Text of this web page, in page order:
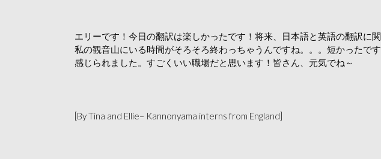
エリーです！今日の翻訳は楽しかったです！将来、日本語と英語の翻訳
私の観音山にいる時間がそろそろ終わっちゃうんですね。。。短かったで
感じられました。すごくいい職場だと思います！皆さん、元気でね～
[By Tina and Ellie– Kannonyama interns from England]